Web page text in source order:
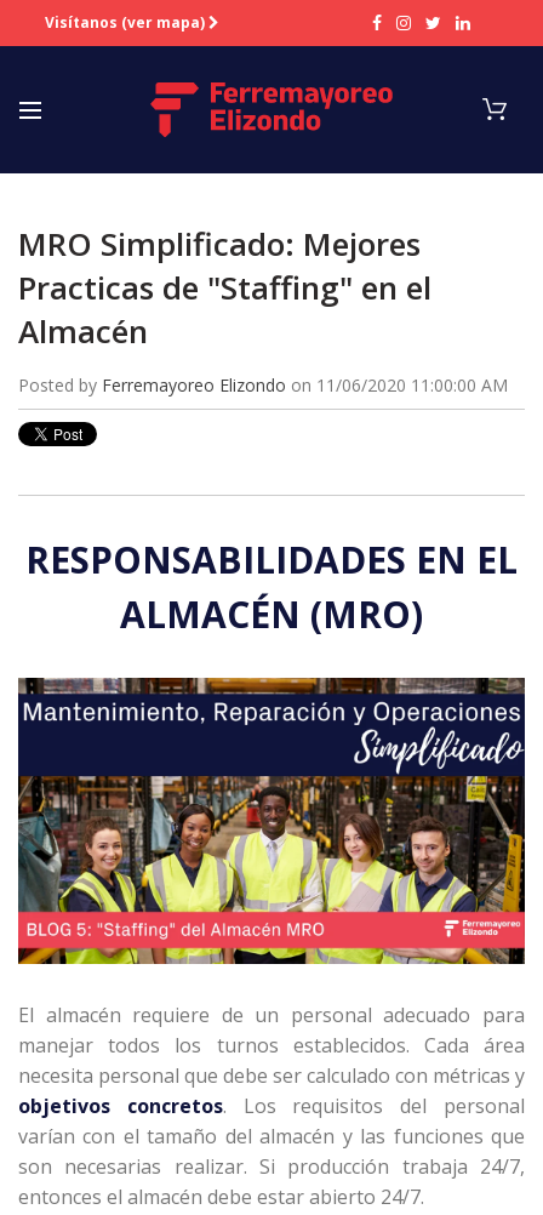
Visítanos (ver mapa)
MRO Simplificado: Mejores
Practicas de "Staffing" en el
Almacén
Posted by Ferremayoreo Elizondo on 11/06/2020 11:00:00 AM
RESPONSABILIDADES EN EL
ALMACÉN (MRO)
El almacén requiere de un personal adecuado para
manejar todos los turnos establecidos. Cada área
necesita personal que debe ser calculado con métricas y
objetivos concretos. Los requisitos del personal
varían con el tamaño del almacén y las funciones que
son necesarias realizar. Si producción trabaja 24/7,
entonces el almacén debe estar abierto 24/7.